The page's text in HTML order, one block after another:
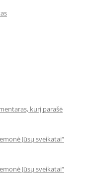
kurį parašė
Jūsų sveikatai“
Jūsų sveikatai“